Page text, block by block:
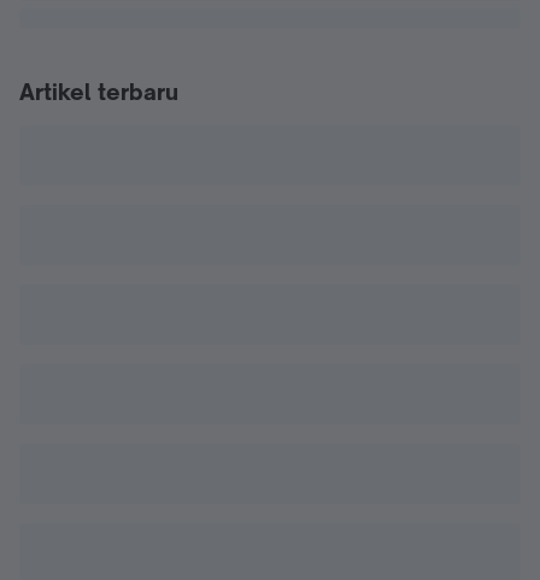
Artikel terbaru